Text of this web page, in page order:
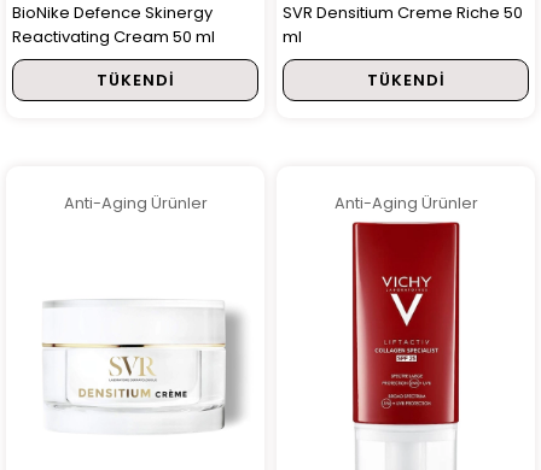
BioNike Defence Skinergy
Reactivating Cream 50 ml
TÜKENDI
SVR Densitium Creme Riche 50
ml
TÜKENDI
Anti-Aging Ürünler Anti-Aging Ürünler